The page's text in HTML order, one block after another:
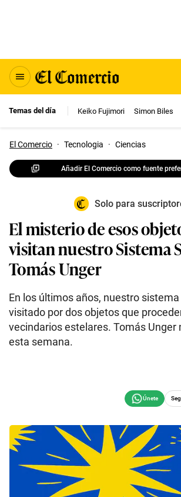
Temas del día Keiko Fujimori Simon Biles
El Comercio · Tecnologia · Ciencias
Añadir El Comercio como fuente
Solo para
El misterio de esos
visitan nuestro Sistema
Tomás Unger
En los últimos años, nuestro
visitado por dos objetos que
vecindarios estelares. Tomás Unger
esta semana.